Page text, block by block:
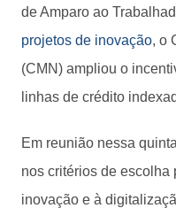
de Amparo ao
projetos de inovação, o
(CMN) ampliou o
linhas de crédito
Em reunião nessa
nos critérios de escolha
inovação e à